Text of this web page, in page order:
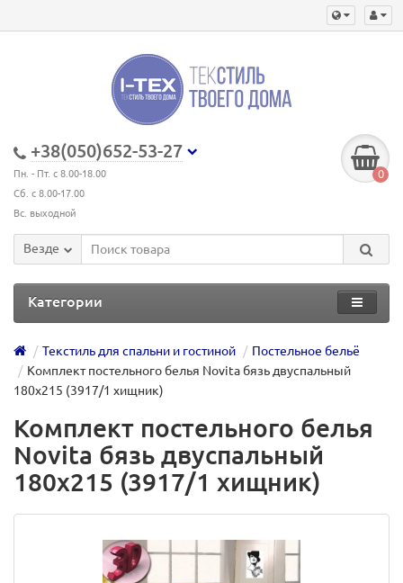
+38(050)652-53-27
Пн. - Пт. с 8.00-18.00
Сб. с 8.00-17.00
Вс. выходной
0
Везде
Категории
Текстиль для спальни и гостиной
Постельное бельё
Комплект постельного белья Novita бязь двуспальный
180х215 (3917/1 хищник)
Комплект постельного белья
Novita бязь двуспальный
180х215 (3917/1 хищник)